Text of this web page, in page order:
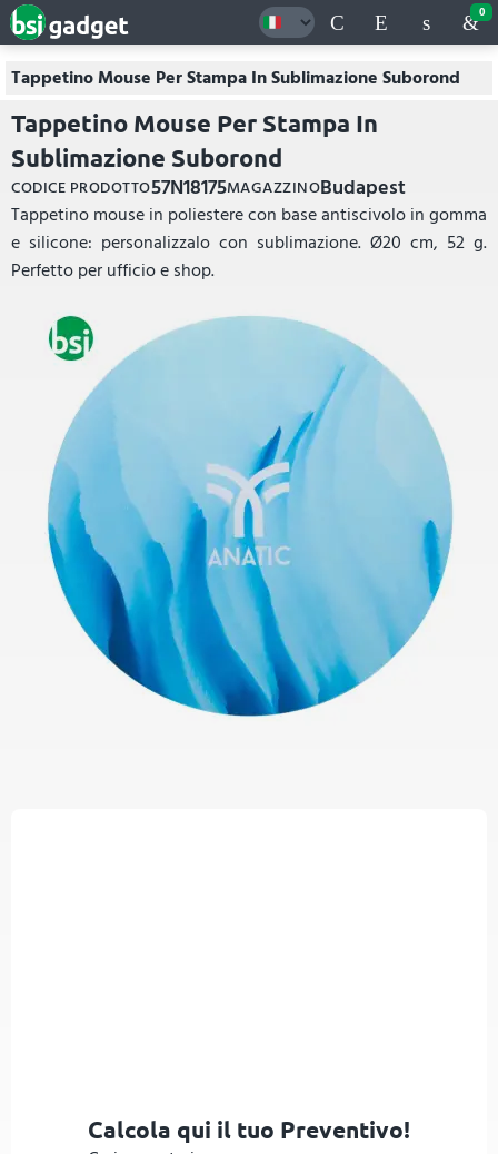
0
Tappetino Mouse Per Stampa In Sublimazione Suborond
Tappetino Mouse Per Stampa In
Sublimazione Suborond
CODICE PRODOTTO57N18175MAGAZZINOBudapest
Tappetino mouse in poliestere con base antiscivolo in gomma
e silicone: personalizzalo con sublimazione. Ø20 cm, 52 g.
Perfetto per ufficio e shop.
Calcola qui il tuo Preventivo!